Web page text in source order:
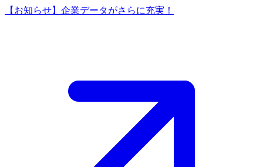
【お知らせ】企業データがさらに充実！